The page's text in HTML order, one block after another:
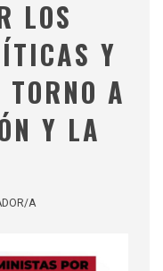
LOS
Y
A
Y LA
A